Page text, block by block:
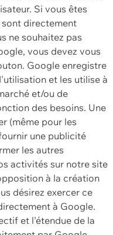
Si vous êtes
directement
ne souhaitez pas
vous devez vous
Google enregistre
et les utilise à
et/ou de
des besoins. Une
(même pour les
une publicité
les autres
activités sur notre site
à la création
désirez exercer ce
à Google.
et l'étendue de la